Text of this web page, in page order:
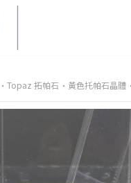
Topaz 拓帕石 黃色托帕石晶體